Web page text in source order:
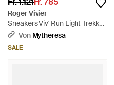
Fr. 1.121Fr. 785
Roger Vivier
Sneakers Viv' Run Light Trekky
- Weiß
Von Mytheresa
SALE